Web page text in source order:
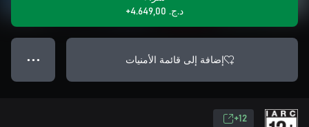
د.ج.‏ 4.649,00+
إضافة إلى قائمة الأمنيات ● ● ●
12+